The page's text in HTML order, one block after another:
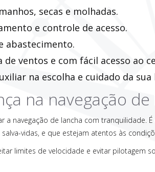
secas e molhadas.
e controle de acesso.
abastecimento.
ventos e com fácil acesso ao
na escolha e cuidado da sua
na navegação de
a navegação de lancha com tranquilidade.
vidas, e que estejam atentos às
limites de velocidade e evitar pilotagem